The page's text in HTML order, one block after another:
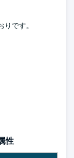
です。
性